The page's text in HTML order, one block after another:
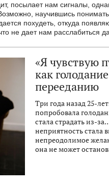
посылает нам сигналы,
научившись
похудеть, откуда
не дает нам расслабиться
«Я чувствую
как
перееданию
Три года назад 25-
попробовала
стала страдать из-
неприятность стала
непреодолимое
она не может